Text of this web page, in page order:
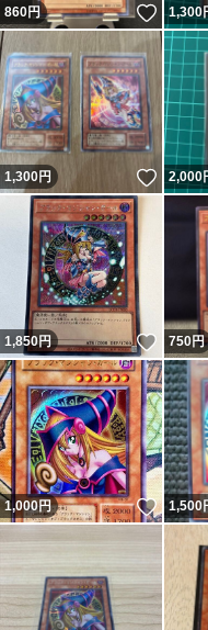
860円 いい
1,300
1,300円 いい
2,000
1,850円 いい
750円
1,000円 いい
1,500